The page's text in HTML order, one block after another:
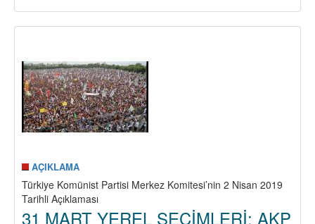
MHP
DESTEKLİ
AKP-
SARAY
REJİMİNE
OY
YENİ
BİR
DARBE
VURMAYA
AÇIKLAMA
Türkiye Komünist Partisi Merkez Komitesi’nin 2 Nisan 2019
Tarihli Açıklaması
31 MART YEREL SEÇİMLERİ: AKP